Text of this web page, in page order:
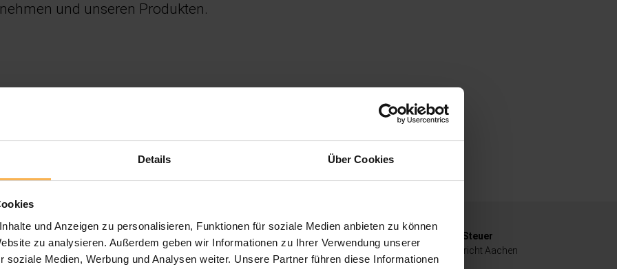
Details Über Cookies
und Anzeigen zu personalisieren, Funktionen für soziale Medien anbieten zu können
zu analysieren. Außerdem geben wir Informationen zu Ihrer Verwendung unserer
soziale Medien, Werbung und Analysen weiter. Unsere Partner führen diese Informationen
und unseren Produkten.
Teranda GmbH
Eurode-Park 1-53
Handelsregister / Steuer
HRB 16459 Amtsgericht Aachen
Geschäftsführer: